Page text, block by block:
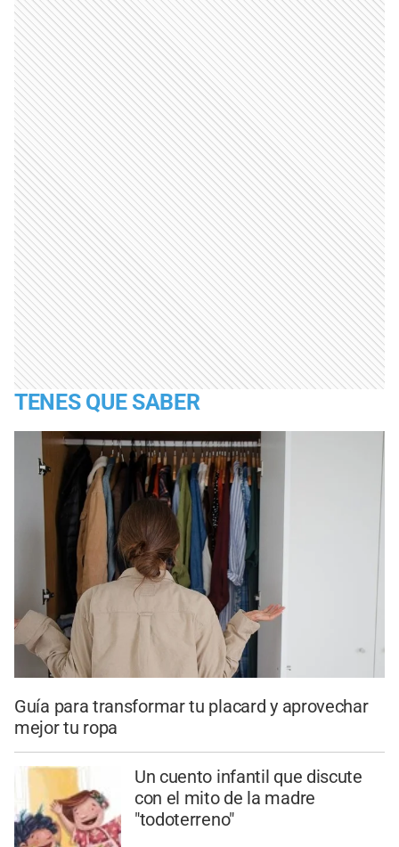
TENES QUE SABER
Guía para transformar tu placard y aprovechar
mejor tu ropa
Un cuento infantil que discute
con el mito de la madre
"todoterreno"